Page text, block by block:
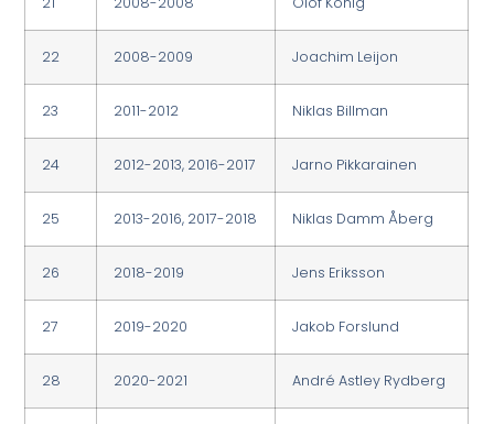
22 2008-2009 Joachim Leijon
23 2011-2012 Niklas Billman
24 2012-2013, 2016-2017 Jarno Pikkarainen
25 2013-2016, 2017-2018 Niklas Damm Åberg
26 2018-2019 Jens Eriksson
27 2019-2020 Jakob Forslund
28 2020-2021 André Astley Rydberg